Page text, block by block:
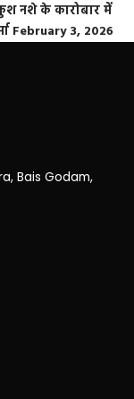
नशे के कारोबार में
February 3, 2026
Bais Godam,